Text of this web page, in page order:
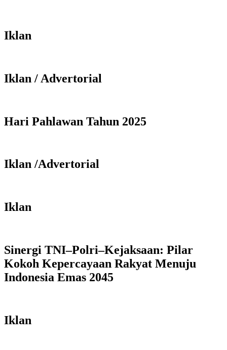
Iklan
Iklan / Advertorial
Hari Pahlawan Tahun 2025
Iklan /Advertorial
Iklan
Sinergi TNI–Polri–Kejaksaan: Pilar
Kokoh Kepercayaan Rakyat Menuju
Indonesia Emas 2045
Iklan